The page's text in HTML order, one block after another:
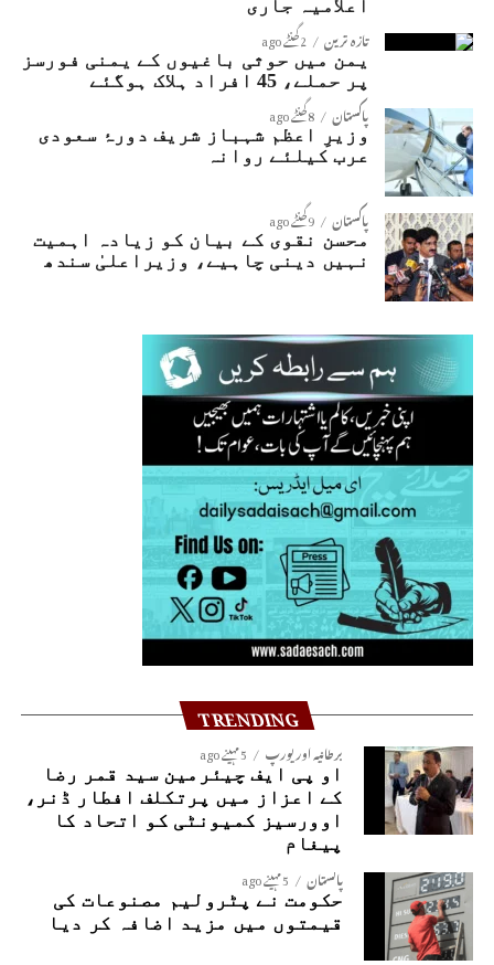
اعلامیہ جاری
تازہ ترین 2 گھنٹے ago
یمن میں حوثی باغیوں کے یمنی فورسز
پر حملے، 45 افراد ہلاک ہوگئے
پاکستان 8 گھنٹے ago
وزیرِ اعظم شہباز شریف دورۂ سعودی
عرب کیلئے روانہ
پاکستان 9 گھنٹے ago
محسن نقوی کے بیان کو زیادہ اہمیت
نہیں دینی چاہیے، وزیراعلیٰ سندھ
TRENDING
برطانیہ اور یورپ 5 مہینے ago
او پی ایف چیئرمین سید قمر رضا
کے اعزاز میں پرتکلف افطار ڈنر،
اوورسیز کمیونٹی کو اتحاد کا
پیغام
پاکستان 5 مہینے ago
حکومت نے پٹرولیم مصنوعات کی
قیمتوں میں مزید اضافہ کر دیا